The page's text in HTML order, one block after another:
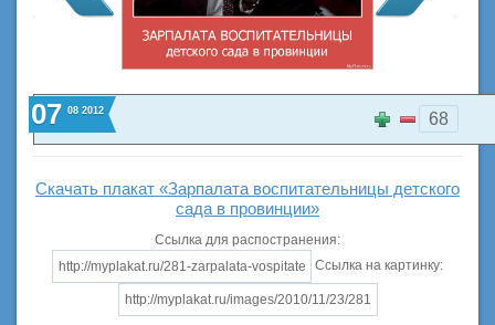
07 08 2012 68
Скачать плакат «Зарпалата воспитательницы детского
сада в провинции»
Ссылка для распостранения:
Ссылка на картинку: